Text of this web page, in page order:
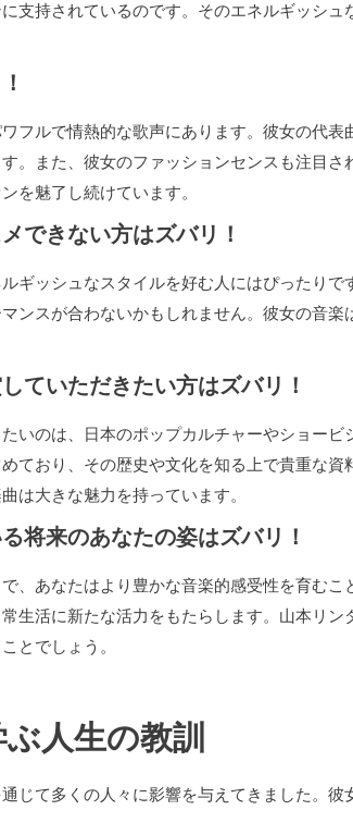
支持されているのです。そのエネルギッシ
フルで情熱的な歌声にあります。彼女の代
。また、彼女のファッションセンスも注目
を魅了し続けています。
できない方はズバリ！
ギッシュなスタイルを好む人にはぴったり
ンスが合わないかもしれません。彼女の音
ていただきたい方はズバリ！
いのは、日本のポップカルチャーやショー
ており、その歴史や文化を知る上で貴重な
は大きな魅力を持っています。
将来のあなたの姿はズバリ！
、あなたはより豊かな音楽的感受性を育む
生活に新たな活力をもたらします。山本リ
とでしょう。
人生の教訓
じて多くの人々に影響を与えてきました。